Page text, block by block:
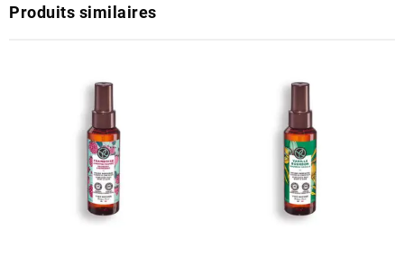
Produits similaires